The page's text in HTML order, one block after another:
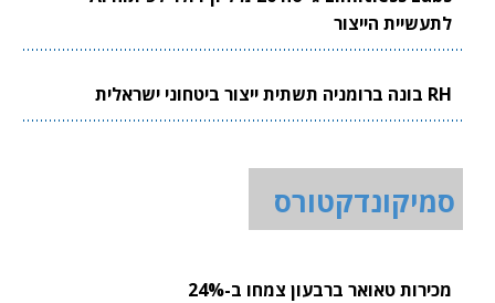
לתעשיית הייצור
RH בונה ברומניה תשתית ייצור ביטחוני ישראלית
סמיקונדקטורס
מכירות טאואר ברבעון צמחו ב-24%